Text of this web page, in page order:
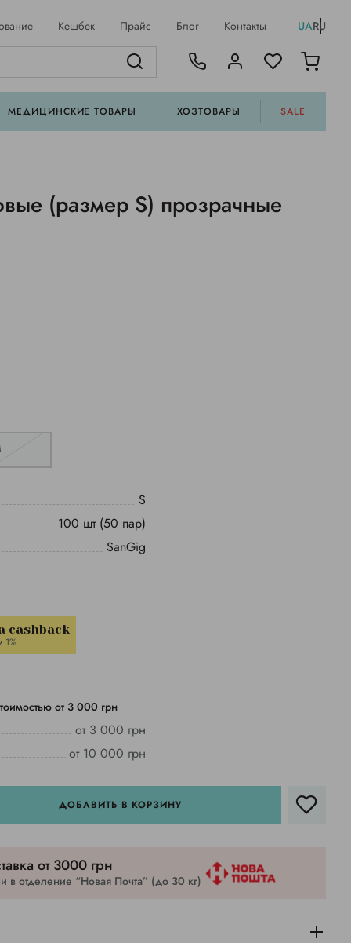
Кешбек Прайс Блог Контакты UARU
МЕДИЦИНСКИЕ ТОВАРЫ ХОЗТОВАРЫ SALE
(размер S) прозрачные
S
100 шт (50 пар)
SanGig
cashback
1%
от 3 000 грн
от 3 000 грн
от 10 000 грн
ДОБАВИТЬ В КОРЗИНУ
от 3000 грн
в отделение “Новая Почта” (до 30 кг)